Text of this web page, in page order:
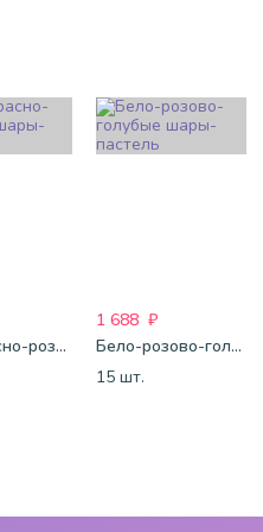
Бело-красно-розовые шары-пастель
1 688 ₽
Бело-розово-голубые шары-пастель
15 шт.